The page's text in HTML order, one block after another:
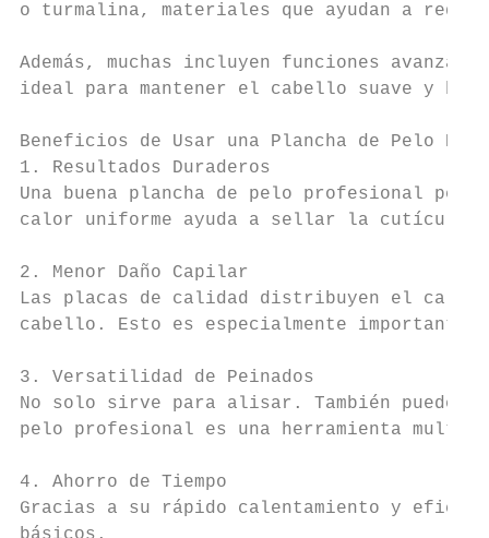
o turmalina, materiales que ayudan a
Además, muchas incluyen funciones
ideal para mantener el cabello suave y
Beneficios de Usar una Plancha de Pelo
1. Resultados Duraderos
Una buena plancha de pelo profesional
calor uniforme ayuda a sellar la cutícula
2. Menor Daño Capilar
Las placas de calidad distribuyen el calor
cabello. Esto es especialmente
3. Versatilidad de Peinados
No solo sirve para alisar. También
pelo profesional es una herramienta
4. Ahorro de Tiempo
Gracias a su rápido calentamiento y